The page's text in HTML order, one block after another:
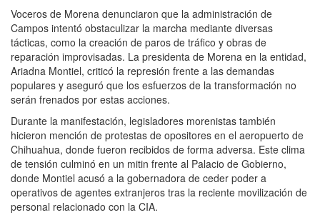
Voceros de Morena denunciaron que la administración de
Campos intentó obstaculizar la marcha mediante diversas
tácticas, como la creación de paros de tráfico y obras de
reparación improvisadas. La presidenta de Morena en la entidad,
Ariadna Montiel, criticó la represión frente a las demandas
populares y aseguró que los esfuerzos de la transformación no
serán frenados por estas acciones.
Durante la manifestación, legisladores morenistas también
hicieron mención de protestas de opositores en el aeropuerto de
Chihuahua, donde fueron recibidos de forma adversa. Este clima
de tensión culminó en un mitin frente al Palacio de Gobierno,
donde Montiel acusó a la gobernadora de ceder poder a
operativos de agentes extranjeros tras la reciente movilización de
personal relacionado con la CIA.